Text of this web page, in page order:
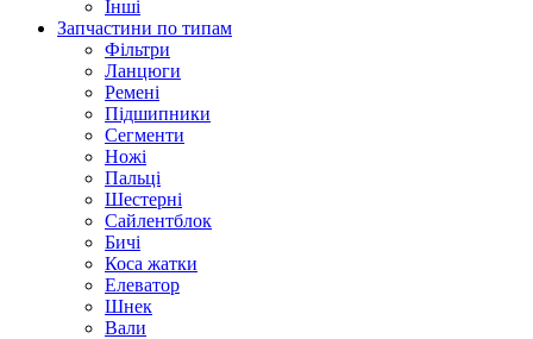
Інші
Запчастини по типам
Фільтри
Ланцюги
Ремені
Підшипники
Сегменти
Ножі
Пальці
Шестерні
Сайлентблок
Бичі
Коса жатки
Елеватор
Шнек
Вали